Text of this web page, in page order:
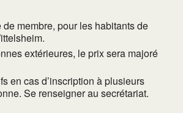
de membre, pour les habitants de
extérieures, le prix sera majoré
en cas d’inscription à plusieurs
Se renseigner au secrétariat.